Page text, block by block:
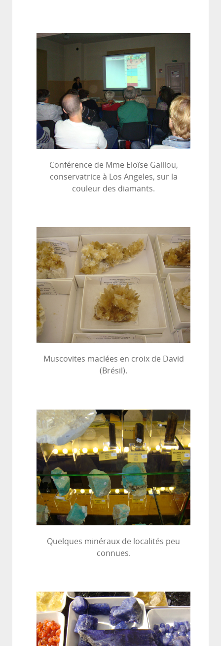
Conférence de Mme Eloïse Gaillou,
conservatrice à Los Angeles, sur la
couleur des diamants.
Muscovites maclées en croix de David
(Brésil).
Quelques minéraux de localités peu
connues.